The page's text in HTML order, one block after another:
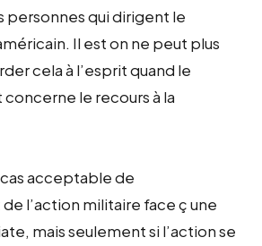
personnes qui dirigent le
Il est on ne peut plus
cela à l’esprit quand le
le recours à la
acceptable de
l’action militaire face ç une
mais seulement si l’action se